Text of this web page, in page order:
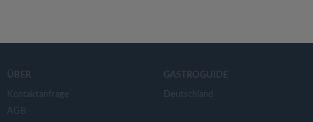
ÜBER
Kontaktanfrage
AGB
GASTROGUIDE
Deutschland